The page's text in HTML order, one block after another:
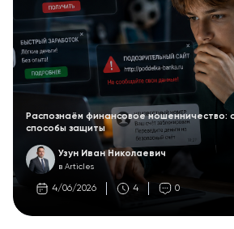
Распознаём финансовое мошенничество:
способы защиты
Узун Иван Николаевич
в Articles
4/06/2026 4 0